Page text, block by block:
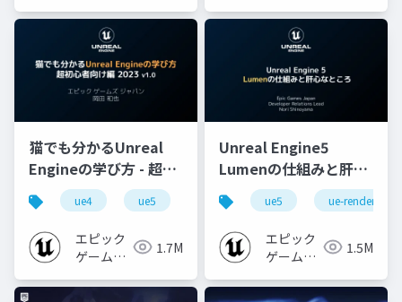
猫でも分かるUnreal
Engineの学び方 - 超初
心者向け編 - 2023 v1.0
ue4 ue5 ue-beginner
エピック
ゲームズ
1.7M
Unreal Engine5
Lumenの仕組みと肝心
なところ
ue5 ue-rendering
エピック
ゲームズ
1.5M